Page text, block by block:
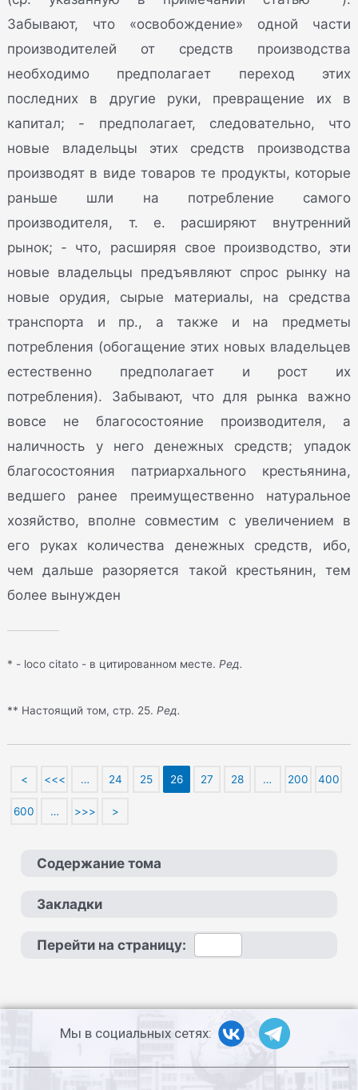
Забывают, что «освобождение» одной части
производителей от средств производства
необходимо предполагает переход этих
последних в другие руки, превращение их в
капитал; - предполагает, следовательно, что
новые владельцы этих средств производства
производят в виде товаров те продукты, которые
раньше шли на потребление самого
производителя, т. е. расширяют внутренний
рынок; - что, расширяя свое производство, эти
новые владельцы предъявляют спрос рынку на
новые орудия, сырые материалы, на средства
транспорта и пр., а также и на предметы
потребления (обогащение этих новых владельцев
естественно предполагает и рост их
потребления). Забывают, что для рынка важно
вовсе не благосостояние производителя, а
наличность у него денежных средств; упадок
благосостояния патриархального крестьянина,
ведшего ранее преимущественно натуральное
хозяйство, вполне совместим с увеличением в
его руках количества денежных средств, ибо,
чем дальше разоряется такой крестьянин, тем
более вынужден
* - loco citato - в цитированном месте.Ред.
** Настоящий том, стр. 25.Ред.
< <<< … 24 25 26 27 28 … 200 400
600 … >>> >
Содержание тома
Закладки
Перейти на страницу:
Мы в социальных сетях: